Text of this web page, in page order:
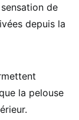
de
depuis la
la pelouse